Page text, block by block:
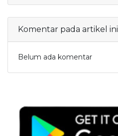
Komentar pada artikel ini
Belum ada komentar